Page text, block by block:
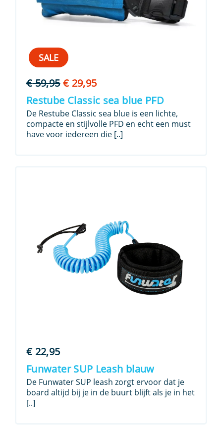
SALE
€59,95 Oorspronkelijke
prijs
was:
€ 59,95.
€29,95Huidige
prijs
is:
€ 29,95.
Restube Classic sea blue PFD
De Restube Classic sea blue is een lichte,
compacte en stijlvolle PFD en echt een must
have voor iedereen die [..]
€22,95
Funwater SUP Leash blauw
De Funwater SUP leash zorgt ervoor dat je
board altijd bij je in de buurt blijft als je in het
[..]